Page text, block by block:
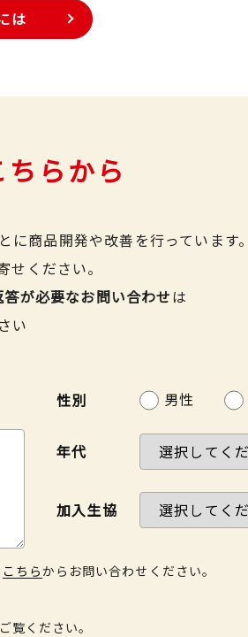
は
らから
商品開発や改善を行っています。
ください。
答が必要なお問い合わせは
い
性別 男性
年代
加入生協
こちらからお問い合わせください。
覧ください。